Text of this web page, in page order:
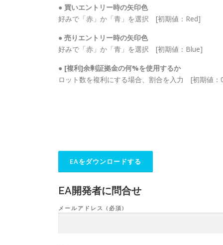
● 買いエントリー時の矢印色
好みで「赤」か「青」を選択 [初期値：Red]
● 売りエントリー時の矢印色
好みで「赤」か「青」を選択 [初期値：Blue]
● [複利]余剰証拠金の何%を使用するか
ロット数を複利にする場合、割合を入力 [初期値：
EA開発者に問合せ
メールアドレス (必須)